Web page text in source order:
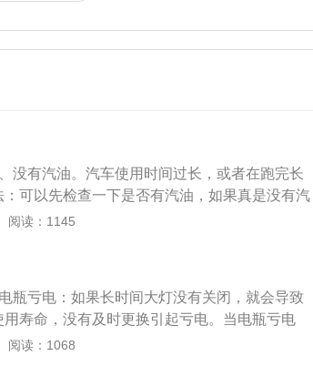
没有汽油。汽车使用时间过长，或者在跑完长
可以先检查一下是否有汽油，如果真是没有汽
误也会导致汽车打不着火。自动挡车启动时挡
解决办法：要是挡位错误的话，要把挡位挂回
导致方向盘抱死。这是因为在拔下车钥匙后,方向
办法：需要扭动钥匙的同时转动方向盘，要解
，电瓶寿命已经到了。起动机开始转动但速度
一声不转动。冬季低温和忘记关闭个别电器设
阅读：1145
瓶亏电：如果长时间大灯没有关闭，就会导致
寿命，没有及时更换引起亏电。当电瓶亏电
2、发动机积碳：当发动机积碳处于严重的情
阅读：1068